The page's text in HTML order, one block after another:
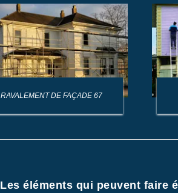
RAVALEMENT DE FAÇADE 67
Les éléments qui peuvent faire